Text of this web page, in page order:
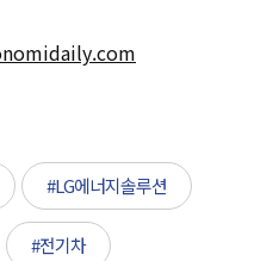
#LG에너지솔루션
#전기차